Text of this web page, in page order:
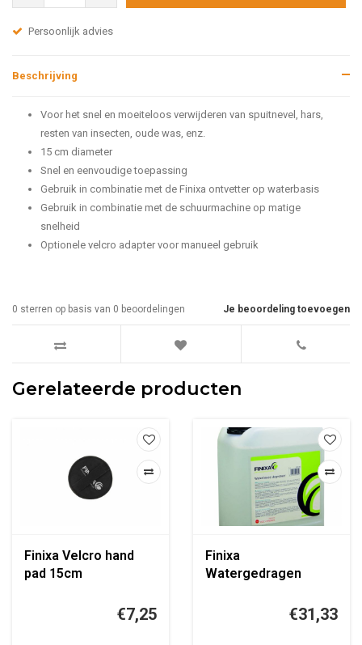
Persoonlijk advies
Beschrijving
Voor het snel en moeiteloos verwijderen van spuitnevel, hars,
resten van insecten, oude was, enz.
15 cm diameter
Snel en eenvoudige toepassing
Gebruik in combinatie met de Finixa ontvetter op waterbasis
Gebruik in combinatie met de schuurmachine op matige
snelheid
Optionele velcro adapter voor manueel gebruik
Je beoordeling toevoegen
0 sterren op basis van 0 beoordelingen
Gerelateerde producten
Finixa Velcro hand
pad 15cm
€7,25
Finixa
Watergedragen
€31,33